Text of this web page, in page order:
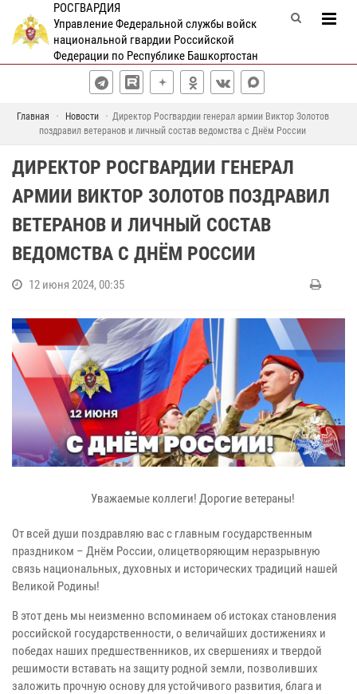
РОСГВАРДИЯ
Управление Федеральной службы войск
национальной гвардии Российской
Федерации по Республике Башкортостан
Главная Новости
Директор Росгвардии генерал армии Виктор Золотов
поздравил ветеранов и личный состав ведомства с Днём России
ДИРЕКТОР РОСГВАРДИИ ГЕНЕРАЛ
АРМИИ ВИКТОР ЗОЛОТОВ ПОЗДРАВИЛ
ВЕТЕРАНОВ И ЛИЧНЫЙ СОСТАВ
ВЕДОМСТВА С ДНЁМ РОССИИ
12 июня 2024, 00:35
Уважаемые коллеги! Дорогие ветераны!
От всей души поздравляю вас с главным государственным
праздником – Днём России, олицетворяющим неразрывную
связь национальных, духовных и исторических традиций нашей
Великой Родины!
В этот день мы неизменно вспоминаем об истоках становления
российской государственности, о величайших достижениях и
победах наших предшественников, их свершениях и твердой
решимости вставать на защиту родной земли, позволивших
заложить прочную основу для устойчивого развития, блага и